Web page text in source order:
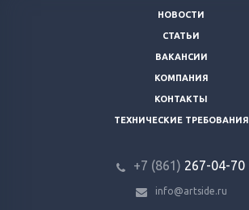
НОВОСТИ
СТАТЬИ
ВАКАНСИИ
КОМПАНИЯ
КОНТАКТЫ
ТЕХНИЧЕСКИЕ ТРЕБОВАНИЯ
+7 (861) 267-04-70
info@artside.ru